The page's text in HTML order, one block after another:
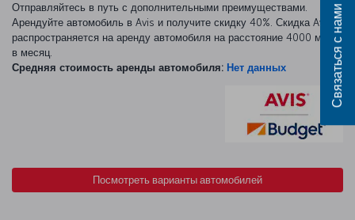
Отправляйтесь в путь с дополнительными преимуществами.
Арендуйте автомобиль в Avis и получите скидку 40%. Скидка Avis
распространяется на аренду автомобиля на расстояние 4000 миль
в месяц.
Средняя стоимость аренды автомобиля: Нет данных
Посмотреть варианты автомобилей
Связаться с нами